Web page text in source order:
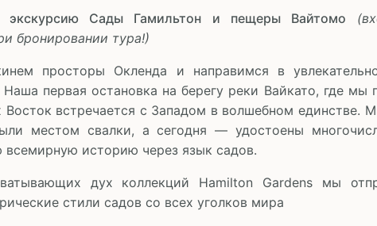
экскурсию Сады Гамильтон и пещеры Вайтомо
бронировании тура!)
просторы Окленда и направимся в
первая остановка на берегу реки Вайкато, где мы
встречается с Западом в волшебном единстве.
местом свалки, а сегодня — удостоены
историю через язык садов.
дух коллекций Hamilton Gardens мы
стили садов со всех уголков мира